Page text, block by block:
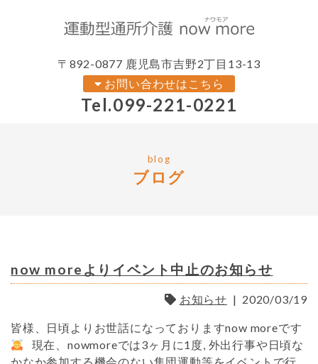
〒892-0877 鹿児島市吉野2丁目13-13
お問い合わせはこちら
Tel.099-221-0221
blog
ブログ
now moreよりイベント中止のお知らせ
お知らせ | 2020/03/19
皆様、日頃よりお世話になっておりますnow moreです
現在、nowmoreでは3ヶ月に1度, 外出行事や日頃な